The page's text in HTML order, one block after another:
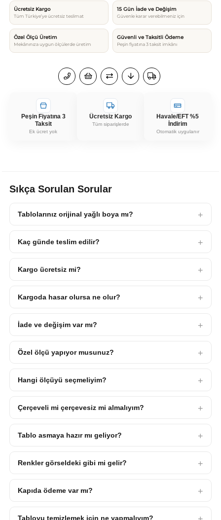
Ücretsiz Kargo
Tüm Türkiye’ye ücretsiz teslimat
15 Gün İade ve Değişim
Güvenle karar verebilmeniz için
Özel Ölçü Üretim
Mekânınıza uygun ölçülerde üretim
Güvenli ve Taksitli Ödeme
Peşin fiyatına 3 taksit imkânı
Peşin Fiyatına 3
Taksit
Ek ücret yok
Ücretsiz Kargo
Tüm siparişlerde
Havale/EFT %5
İndirim
Otomatik uygulanır
Sıkça Sorulan Sorular
Tablolarınız orijinal yağlı boya mı?
Kaç günde teslim edilir?
Kargo ücretsiz mi?
Kargoda hasar olursa ne olur?
İade ve değişim var mı?
Özel ölçü yapıyor musunuz?
Hangi ölçüyü seçmeliyim?
Çerçeveli mi çerçevesiz mi almalıyım?
Tablo asmaya hazır mı geliyor?
Renkler görseldeki gibi mi gelir?
Kapıda ödeme var mı?
Tabloyu temizlemek için ne yapmalıyım?